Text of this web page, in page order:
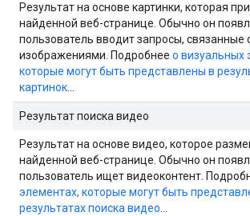
Результат на основе картинки, которая
найденной веб-странице. Обычно он
пользователь вводит запросы, связанные
изображениями. Подробнее о визуальных
которые могут быть представлены в
картинок
Результат поиска видео
Результат на основе видео, которое
найденной веб-странице. Обычно он
пользователь ищет видеоконтент.
элементах, которые могут быть
результатах поиска видео